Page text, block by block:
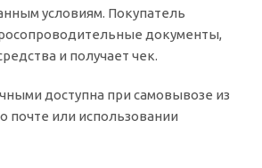
условиям. Покупатель
документы,
и получает чек.
доступна при самовывозе из
почте или использовании